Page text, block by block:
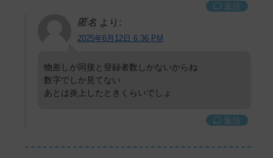
返信
匿名 より:
2025年6月12日 6:36 PM
物差しが同接と登録者数しかないからね
数字でしか見てない
あとは炎上したときくらいでしょ
返信